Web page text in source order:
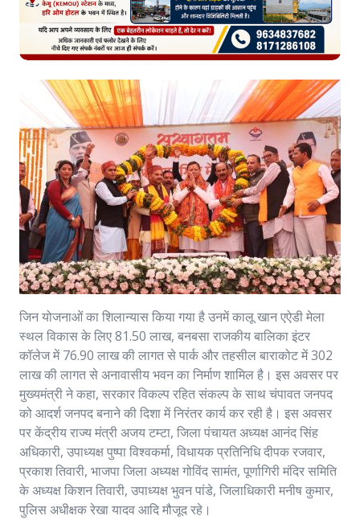
जिन योजनाओं का शिलान्यास किया गया है उनमें कालू खान एऐडी मेला
स्थल विकास के लिए 81.50 लाख, बनबसा राजकीय बालिका इंटर
कॉलेज में 76.90 लाख की लागत से पार्क और तहसील बाराकोट में 302
लाख की लागत से अनावासीय भवन का निर्माण शामिल है। इस अवसर पर
मुख्यमंत्री ने कहा, सरकार विकल्प रहित संकल्प के साथ चंपावत जनपद
को आदर्श जनपद बनाने की दिशा में निरंतर कार्य कर रही है। इस अवसर
पर केंद्रीय राज्य मंत्री अजय टम्टा, जिला पंचायत अध्यक्ष आनंद सिंह
अधिकारी, उपाध्यक्ष पुष्पा विश्वकर्मा, विधायक प्रतिनिधि दीपक रजवार,
प्रकाश तिवारी, भाजपा जिला अध्यक्ष गोविंद सामंत, पूर्णागिरी मंदिर समिति
के अध्यक्ष किशन तिवारी, उपाध्यक्ष भुवन पांडे, जिलाधिकारी मनीष कुमार,
पुलिस अधीक्षक रेखा यादव आदि मौजूद रहे।